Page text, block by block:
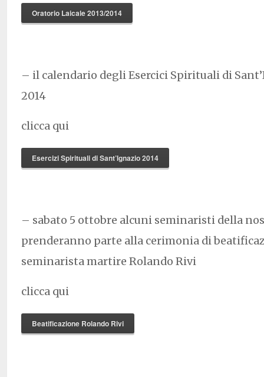
Oratorio Laicale 2013/2014
– il calendario degli Esercici Spirituali di
2014
clicca qui
Esercizi Spirituali di Sant’Ignazio 2014
– sabato 5 ottobre alcuni seminaristi della
prenderanno parte alla cerimonia di
seminarista martire Rolando Rivi
clicca qui
Beatificazione Rolando Rivi